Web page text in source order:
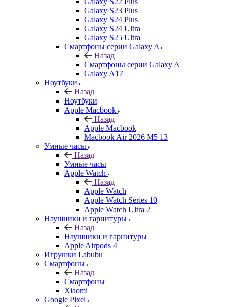
Galaxy S23 Plus
Galaxy S24 Plus
Galaxy S24 Ultra
Galaxy S25 Ultra
Смартфоны серии Galaxy A
Назад
Смартфоны серии Galaxy A
Galaxy A17
Ноутбуки
Назад
Ноутбуки
Apple Macbook
Назад
Apple Macbook
Macbook Air 2026 M5 13
Умные часы
Назад
Умные часы
Apple Watch
Назад
Apple Watch
Apple Watch Series 10
Apple Watch Ultra 2
Наушники и гарнитуры
Назад
Наушники и гарнитуры
Apple Airpods 4
Игрушки Labubu
Смартфоны
Назад
Смартфоны
Xiaomi
Google Pixel